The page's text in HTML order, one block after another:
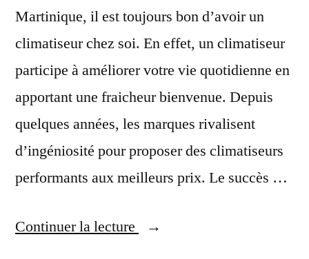
Martinique, il est toujours bon d’avoir un
climatiseur chez soi. En effet, un climatiseur
participe à améliorer votre vie quotidienne en
apportant une fraicheur bienvenue. Depuis
quelques années, les marques rivalisent
d’ingéniosité pour proposer des climatiseurs
performants aux meilleurs prix. Le succès …
Continuer la lecture
« Devis